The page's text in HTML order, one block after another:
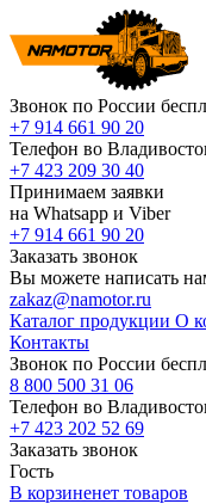
Звонок по России
+7 914 661 90 20
Телефон во
+7 423 209 30 40
Принимаем заявки
на Whatsapp и Viber
+7 914 661 90 20
Заказать звонок
Вы можете написать
zakaz@namotor.ru
Каталог продукции О
Контакты
Звонок по России
8 800 500 31 06
Телефон во
+7 423 202 52 69
Заказать звонок
Гость
В корзиненет товаров